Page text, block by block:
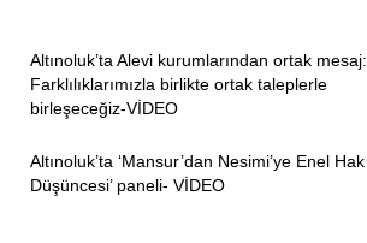
Altınoluk’ta Alevi kurumlarından ortak mesaj:
Farklılıklarımızla birlikte ortak taleplerle
birleşeceğiz-VİDEO
Altınoluk’ta ‘Mansur’dan Nesimi’ye Enel Hak
Düşüncesi’ paneli- VİDEO